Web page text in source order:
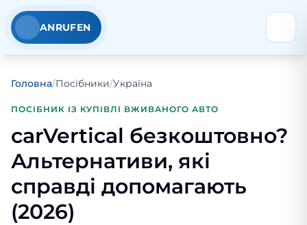
ANRUFEN
Головна/Посібники/Україна
ПОСІБНИК ІЗ КУПІВЛІ ВЖИВАНОГО АВТО
carVertical безкоштовно?
Альтернативи, які
справді допомагають
(2026)